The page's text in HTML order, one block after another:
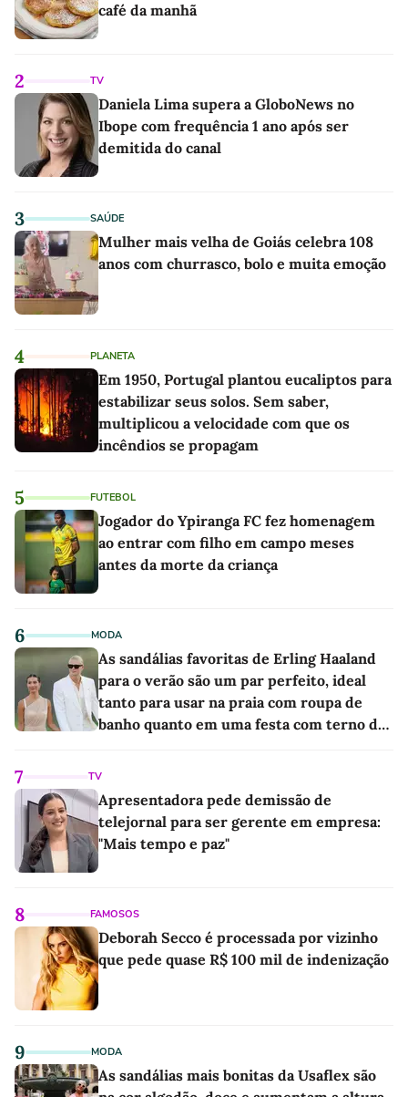
café da manhã
2 TV
Daniela Lima supera a GloboNews no
Ibope com frequência 1 ano após ser
demitida do canal
3 SAÚDE
Mulher mais velha de Goiás celebra 108
anos com churrasco, bolo e muita emoção
4 PLANETA
Em 1950, Portugal plantou eucaliptos para
estabilizar seus solos. Sem saber,
multiplicou a velocidade com que os
incêndios se propagam
5 FUTEBOL
Jogador do Ypiranga FC fez homenagem
ao entrar com filho em campo meses
antes da morte da criança
6 MODA
As sandálias favoritas de Erling Haaland
para o verão são um par perfeito, ideal
tanto para usar na praia com roupa de
banho quanto em uma festa com terno de
7 TV
Apresentadora pede demissão de
telejornal para ser gerente em empresa:
"Mais tempo e paz"
8 FAMOSOS
Deborah Secco é processada por vizinho
que pede quase R$ 100 mil de indenização
9 MODA
As sandálias mais bonitas da Usaflex são